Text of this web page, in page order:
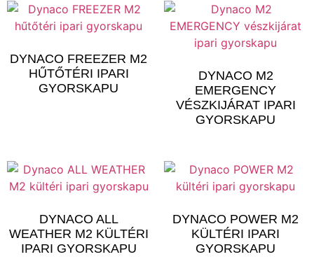
DYNACO FREEZER M2
HŰTŐTÉRI IPARI
GYORSKAPU
DYNACO M2
EMERGENCY
VÉSZKIJÁRAT IPARI
GYORSKAPU
DYNACO ALL
WEATHER M2 KÜLTÉRI
IPARI GYORSKAPU
DYNACO POWER M2
KÜLTÉRI IPARI
GYORSKAPU